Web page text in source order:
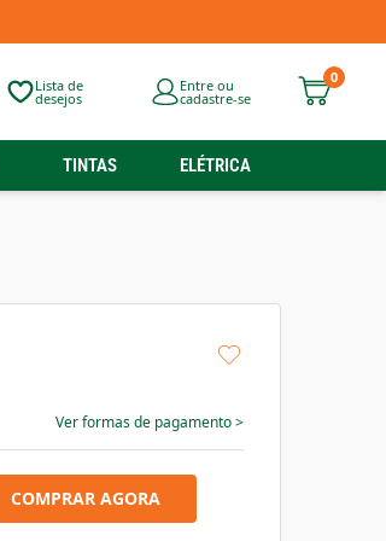
Lista de
desejos
Entre ou
cadastre-se
0
TINTAS ELÉTRICA
Ver formas de pagamento>
COMPRAR AGORA